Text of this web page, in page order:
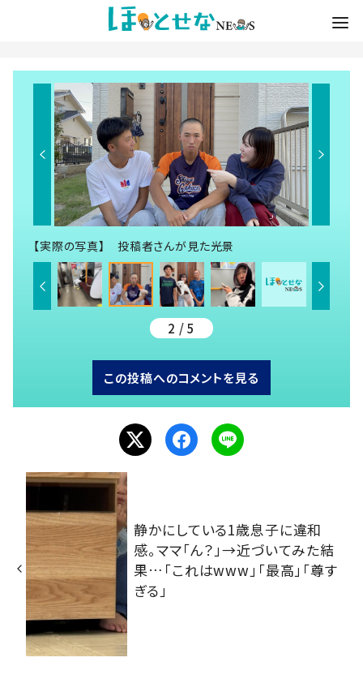
【実際の写真】 投稿者さんが見た光景
2 / 5
この投稿へのコメントを見る
静かにしている1歳息子に違和
感。ママ「ん？」→近づいてみた結
果…「これはwww」「最高」「尊す
ぎる」